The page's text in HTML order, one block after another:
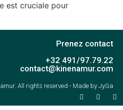
est cruciale pour
Prenez contact
+32 491/97.79.22
contact@kinenamur.com
All rights reserved - Made by JyGa